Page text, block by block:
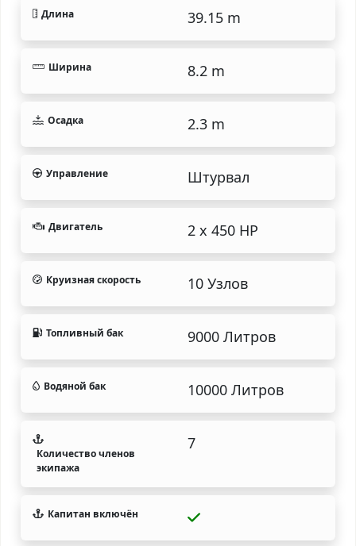
Длина 39.15 m
Ширина 8.2 m
Осадка 2.3 m
Управление Штурвал
Двигатель 2 x 450 HP
Круизная скорость 10 Узлов
Топливный бак 9000 Литров
Водяной бак 10000 Литров
Количество членов
экипажа
7
Капитан включён